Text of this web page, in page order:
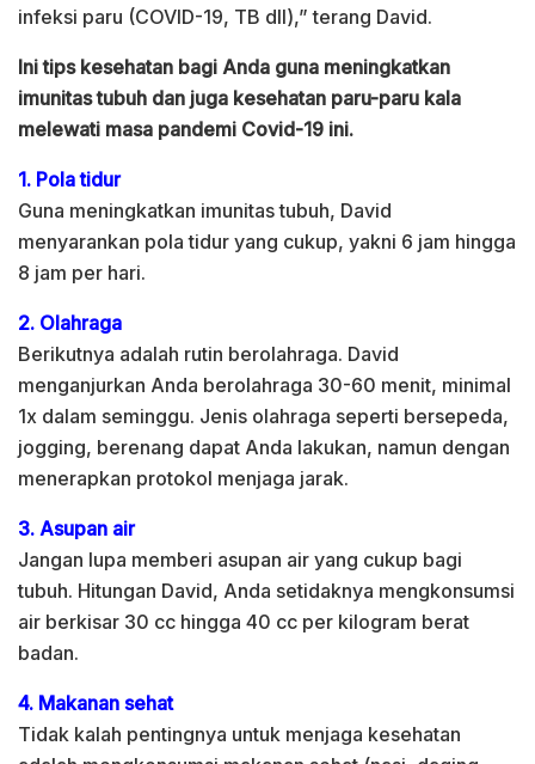
infeksi paru (COVID-19, TB dll),” terang David.
Ini tips kesehatan bagi Anda guna meningkatkan
imunitas tubuh dan juga kesehatan paru-paru kala
melewati masa pandemi Covid-19 ini.
1. Pola tidur
Guna meningkatkan imunitas tubuh, David
menyarankan pola tidur yang cukup, yakni 6 jam hingga
8 jam per hari.
2. Olahraga
Berikutnya adalah rutin berolahraga. David
menganjurkan Anda berolahraga 30-60 menit, minimal
1x dalam seminggu. Jenis olahraga seperti bersepeda,
jogging, berenang dapat Anda lakukan, namun dengan
menerapkan protokol menjaga jarak.
3. Asupan air
Jangan lupa memberi asupan air yang cukup bagi
tubuh. Hitungan David, Anda setidaknya mengkonsumsi
air berkisar 30 cc hingga 40 cc per kilogram berat
badan.
4. Makanan sehat
Tidak kalah pentingnya untuk menjaga kesehatan